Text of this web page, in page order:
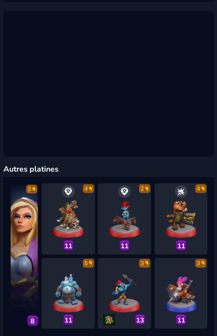
Autres platines
3
8
4
11
2
11
4
11
5
11
3
13
3
11